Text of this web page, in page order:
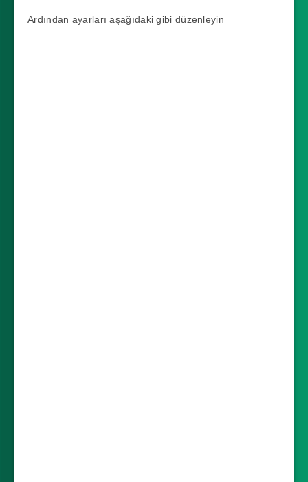
Ardından ayarları aşağıdaki gibi düzenleyin